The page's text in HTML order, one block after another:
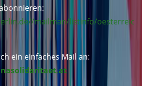
mailman/listinfo/oesterreic
ein einfaches Mail an: